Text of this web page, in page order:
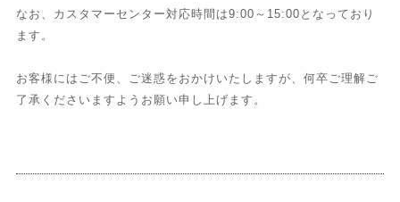
なお、カスタマーセンター対応時間は9:00～15:00となっており
ます。
お客様にはご不便、ご迷惑をおかけいたしますが、何卒ご理解ご
了承くださいますようお願い申し上げます。